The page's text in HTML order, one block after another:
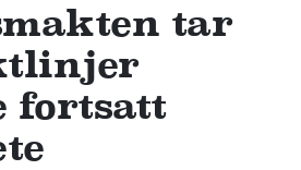
tar
fortsatt